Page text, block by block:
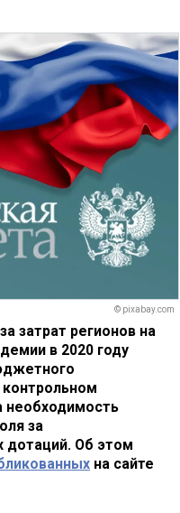
© pixabay.com
затрат регионов на
в 2020 году
контрольном
необходимость
за
Об этом
на сайте